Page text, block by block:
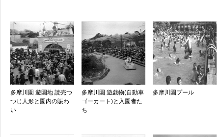
多摩川園 遊園地 読売つ
つじ人形と園内の賑わ
い
多摩川園 遊戯物(自動車
ゴーカート)と入園者た
ち
多摩川園プール